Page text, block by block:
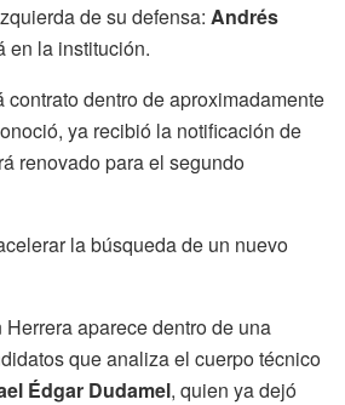
de su defensa: Andrés
en la institución.
contrato dentro de aproximadamente
ya recibió la notificación de
renovado para el segundo
la búsqueda de un nuevo
aparece dentro de una
que analiza el cuerpo técnico
Édgar Dudamel, quien ya dejó